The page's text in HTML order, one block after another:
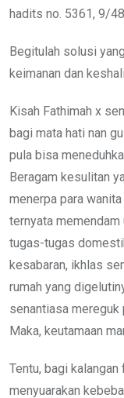
hadits no. 5361, 9/
Begitulah solusi
keimanan dan
Kisah Fathimah x
bagi mata hati nan
pula bisa
Beragam kesulitan
menerpa para
ternyata
tugas-tugas
kesabaran, ikhlas
rumah yang
senantiasa mereguk
Maka, keutamaan
Tentu, bagi
menyuarakan